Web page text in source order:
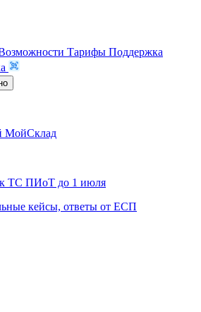
Тарифы Поддержка
МойСклад
к ТС ПИоТ до 1 июля
кейсы, ответы от ЕСП